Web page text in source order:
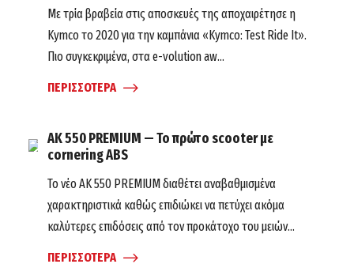
Με τρία βραβεία στις αποσκευές της αποχαιρέτησε η
Kymco το 2020 για την καμπάνια «Kymco: Test Ride It».
Πιο συγκεκριμένα, στα e-volution aw...
ΠΕΡΙΣΣΟΤΕΡΑ
AK 550 PREMIUM — Το πρώτο scooter με
cornering ABS
Το νέο ΑΚ 550 PREMIUM διαθέτει αναβαθμισμένα
χαρακτηριστικά καθώς επιδιώκει να πετύχει ακόμα
καλύτερες επιδόσεις από τον προκάτοχο του μειών...
ΠΕΡΙΣΣΟΤΕΡΑ